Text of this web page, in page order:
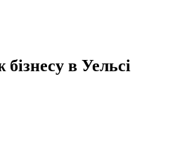
бізнесу в Уельсі